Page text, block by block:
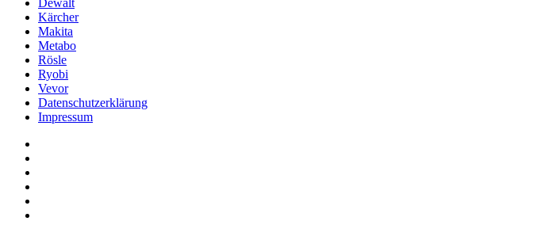
Dewalt
Kärcher
Makita
Metabo
Rösle
Ryobi
Vevor
Datenschutzerklärung
Impressum